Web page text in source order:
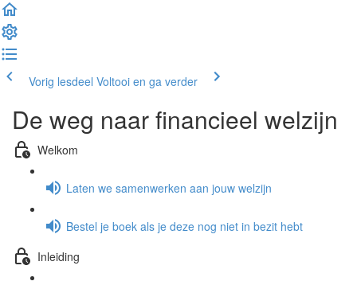
Vorig lesdeel Voltooi en ga verder
De weg naar financieel welzijn
Welkom
Laten we samenwerken aan jouw welzijn
Bestel je boek als je deze nog niet in bezit hebt
Inleiding